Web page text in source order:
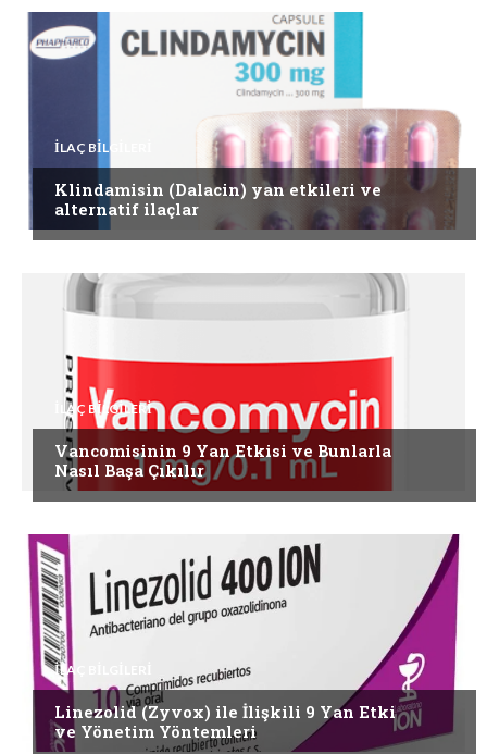
İLAÇ BILGILERI
Klindamisin (Dalacin) yan etkileri ve
alternatif ilaçlar
İLAÇ BILGILERI
Vancomisinin 9 Yan Etkisi ve Bunlarla
Nasıl Başa Çıkılır
İLAÇ BILGILERI
Linezolid (Zyvox) ile İlişkili 9 Yan Etki
ve Yönetim Yöntemleri